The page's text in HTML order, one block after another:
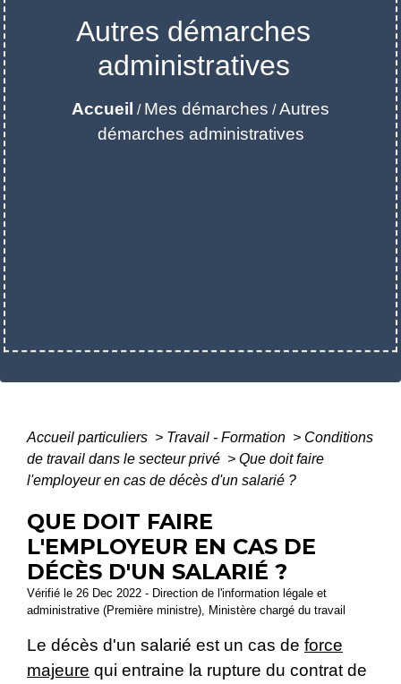
Autres démarches
administratives
Accueil / Mes démarches /Autres
démarches administratives
Accueil particuliers > Travail - Formation > Conditions
de travail dans le secteur privé > Que doit faire
l'employeur en cas de décès d'un salarié ?
QUE DOIT FAIRE
L'EMPLOYEUR EN CAS DE
DÉCÈS D'UN SALARIÉ ?
Vérifié le 26 Dec 2022 - Direction de l'information légale et
administrative (Première ministre), Ministère chargé du travail
Le décès d'un salarié est un cas de force
majeure qui entraine la rupture du contrat de